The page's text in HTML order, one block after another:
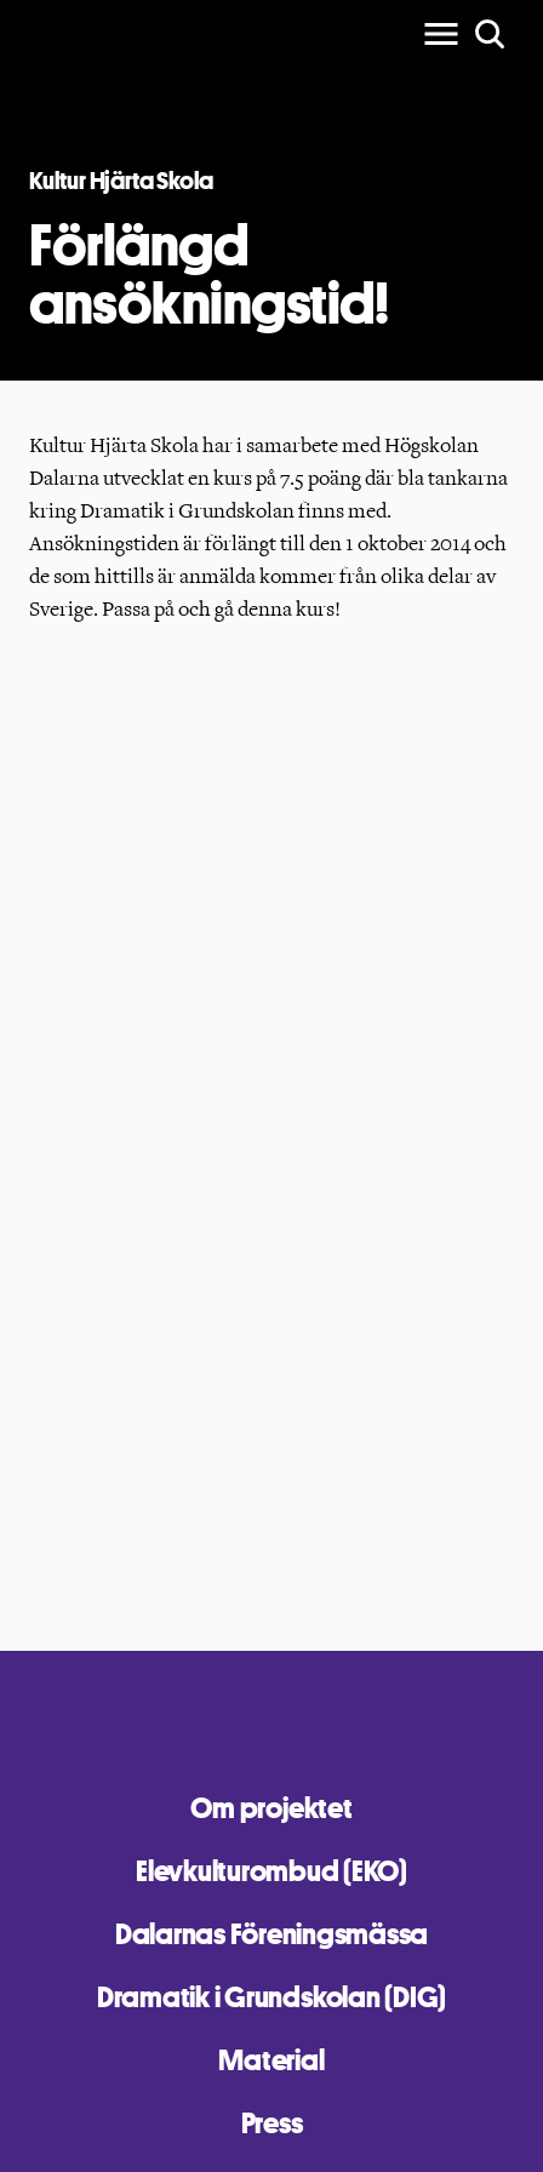
Kultur Hjärta Skola
Förlängd
ansökningstid!
Kultur Hjärta Skola har i samarbete med Högskolan
Dalarna utvecklat en kurs på 7.5 poäng där bla tankarna
kring Dramatik i Grundskolan finns med.
Ansökningstiden är förlängt till den 1 oktober 2014 och
de som hittills är anmälda kommer från olika delar av
Sverige. Passa på och gå denna kurs!
Om projektet
Elevkulturombud (EKO)
Dalarnas Föreningsmässa
Dramatik i Grundskolan (DIG)
Material
Press